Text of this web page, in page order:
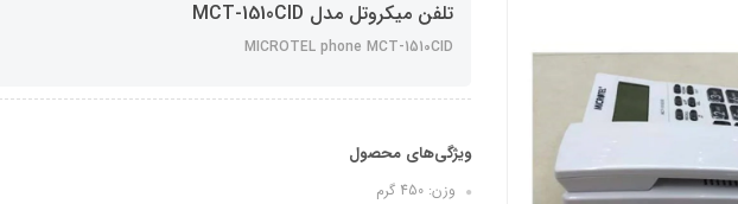
تلفن میکروتل مدل MCT-1510CID
MICROTEL phone MCT-1510CID
ویژگی‌های محصول
وزن: 450 گرم